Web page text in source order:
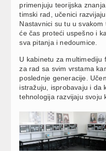
primenjuju teorijska
timski rad, učenici
Nastavnici su tu u
će čas proteći uspešno i
sva pitanja i nedoumice.
U kabinetu za multimediju
za rad sa svim vrstama
poslednje generacije.
istražuju, isprobavaju i da
tehnologija razvijaju svoju